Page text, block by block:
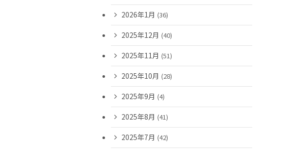
2026年1月 (36)
2025年12月 (40)
2025年11月 (51)
2025年10月 (28)
2025年9月 (4)
2025年8月 (41)
2025年7月 (42)